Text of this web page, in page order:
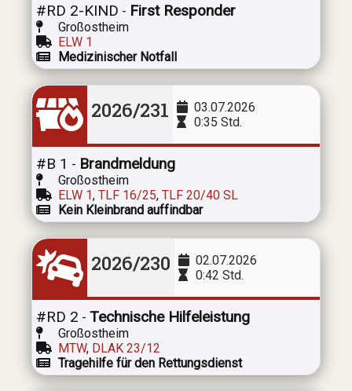
#RD 2-KIND - First Responder
Großostheim
ELW 1
Medizinischer Notfall
2026/231
03.07.2026
0:35 Std.
#B 1 - Brandmeldung
Großostheim
ELW 1, TLF 16/25, TLF 20/40 SL
Kein Kleinbrand auffindbar
2026/230
02.07.2026
0:42 Std.
#RD 2 - Technische Hilfeleistung
Großostheim
MTW, DLAK 23/12
Tragehilfe für den Rettungsdienst